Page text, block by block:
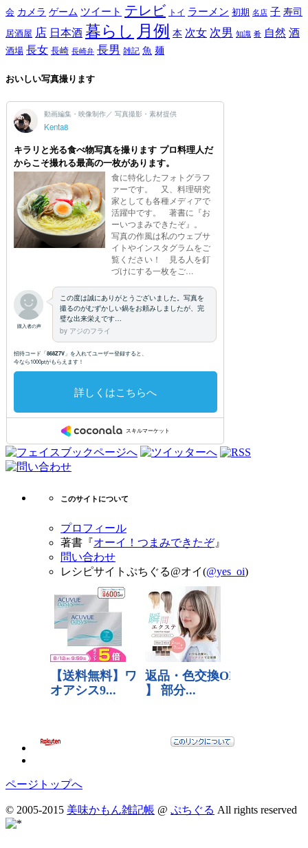
会 カメラ ゲーム ツイート テレビ トイ ラーメン 初期 名店 子 寿司
居酒屋 店 日本酒 暮らし 月例 本 次女 次男 知識 肴 自然 酒
酒場 長女 長崎 長崎弁 長男 雑記 魚 麺
おいしい写真撮ります
このサイトについて
プロフィール
著書『オーイ！つまみできたぞ』
問い合わせ
レシピサイトぷちぐる@オイ(@yes_oi)
ページトップへ
© 2005-2015 美味かもん雑記帳 @ ぷちぐる All rights reserved